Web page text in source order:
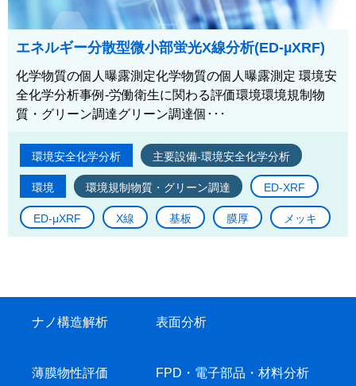
エネルギー分散型微小部蛍光X線分析(ED-µXRF)
化学物質の個人曝露測定化学物質の個人曝露測定 環境安
全化学分析事例-労働衛生に関わる評価環境環境規制物
質・グリーン調達グリーン調達個･･･
環境安全化学分析 主要設備-環境安全化学分析
環境 環境規制物質・グリーン調達 ED-XRF
ED-μXRF X線 基板 膜厚 メッキ
ナノ構造解析 表面分析
薄膜物性評価 FPD・電子部品・材料分析